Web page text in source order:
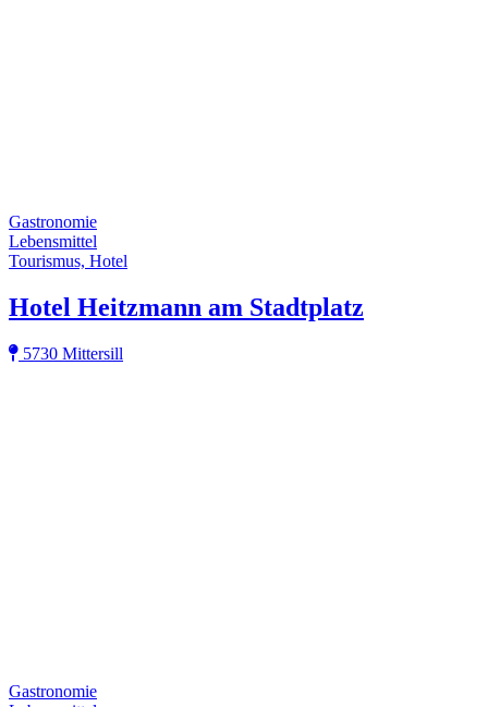
Gastronomie
Lebensmittel
Tourismus, Hotel
Hotel Heitzmann am Stadtplatz
5730 Mittersill
Gastronomie